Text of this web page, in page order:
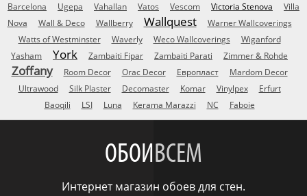
Barcelona
Ugepa Vahallan Vatos Vescom Victoria Stenova
Villa
Nova
Wall & Deco Wallberry Wallquest
Warner Wallcoverings
Watts of Westminster
Waverly Weco Wallcoverings
Wiganford
Yasham
York Zambaiti Fipar Zambaiti Parati Zimmer & Rohde
Zoffany Room Decor Orac Decor Европласт
Mardom Decor
Ultrawood
Silk Plaster Decomaster Komar Vinylpex
Erfurt
Baoqili
LSI Luna Kerama Marazzi NC Faboie
ОБОИВСЕМ
Интернет магазин обоев для стен.